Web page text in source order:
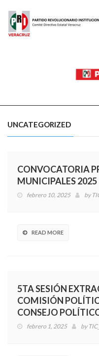
UNCATEGORIZED
CONVOCATORIA
MUNICIPALES 2025
febrero 10, 2025 by
READ MORE
5TA SESIÓN
COMISIÓN
CONSEJO
febrero 1, 2025 by